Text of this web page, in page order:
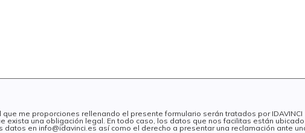
me proporciones rellenando el presente formulario serán tratados por
exista una obligación legal. En todo caso, los datos que nos facilitas están
datos en info@idavinci.es así como el derecho a presentar una reclamación ante